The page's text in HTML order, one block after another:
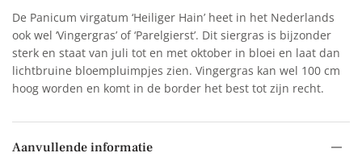
De Panicum virgatum ‘Heiliger Hain’ heet in het Nederlands
ook wel ‘Vingergras’ of ‘Parelgierst’. Dit siergras is bijzonder
sterk en staat van juli tot en met oktober in bloei en laat dan
lichtbruine bloempluimpjes zien. Vingergras kan wel 100 cm
hoog worden en komt in de border het best tot zijn recht.
Aanvullende informatie